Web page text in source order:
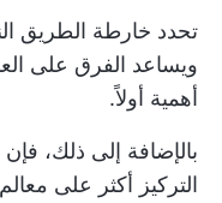
تحدد خارطة الطريق
ويساعد الفرق على
أهمية أولاً.
بالإضافة إلى ذلك،
التركيز أكثر على